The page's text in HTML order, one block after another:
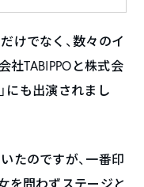
けでなく、数々のイ
社TABIPPOと株式会
にも出演されまし
たのですが、一番印
を問わずステージと